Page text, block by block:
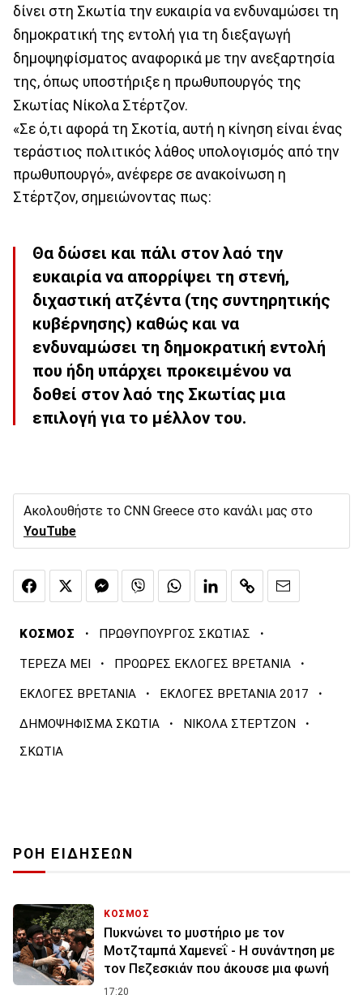
δίνει στη Σκωτία την ευκαιρία να ενδυναμώσει τη
δημοκρατική της εντολή για τη διεξαγωγή
δημοψηφίσματος αναφορικά με την ανεξαρτησία
της, όπως υποστήριξε η πρωθυπουργός της
Σκωτίας Νίκολα Στέρτζον.
«Σε ό,τι αφορά τη Σκοτία, αυτή η κίνηση είναι ένας
τεράστιος πολιτικός λάθος υπολογισμός από την
πρωθυπουργό», ανέφερε σε ανακοίνωση η
Στέρτζον, σημειώνοντας πως:
Θα δώσει και πάλι στον λαό την
ευκαιρία να απορρίψει τη στενή,
διχαστική ατζέντα (της συντηρητικής
κυβέρνησης) καθώς και να
ενδυναμώσει τη δημοκρατική εντολή
που ήδη υπάρχει προκειμένου να
δοθεί στον λαό της Σκωτίας μια
επιλογή για το μέλλον του.
Ακολουθήστε το CNN Greece στο κανάλι μας στο
YouTube
ΚΟΣΜΟΣ · ΠΡΩΘΥΠΟΥΡΓΟΣ ΣΚΩΤΙΑΣ ·
ΤΕΡΕΖΑ ΜΕΙ · ΠΡΟΩΡΕΣ ΕΚΛΟΓΕΣ ΒΡΕΤΑΝΙΑ ·
ΕΚΛΟΓΕΣ ΒΡΕΤΑΝΙΑ · ΕΚΛΟΓΕΣ ΒΡΕΤΑΝΙΑ 2017 ·
ΔΗΜΟΨΗΦΙΣΜΑ ΣΚΩΤΙΑ · ΝΙΚΟΛΑ ΣΤΕΡΤΖΟΝ ·
ΣΚΩΤΙΑ
ΡΟΗ ΕΙΔΗΣΕΩΝ
ΚΟΣΜΟΣ
Πυκνώνει το μυστήριο με τον
Μοτζταμπά Χαμενεΐ - Η συνάντηση με
τον Πεζεσκιάν που άκουσε μια φωνή
17:20